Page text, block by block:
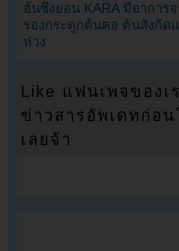
ฮันซึงยอน KARA มีอากา
รองกระดูกต้นคอ ต้นสังกัด
ห่วง
Like แฟนเพจของเ
ข่าวสารอัพเดทก่อ
เลยจ้า